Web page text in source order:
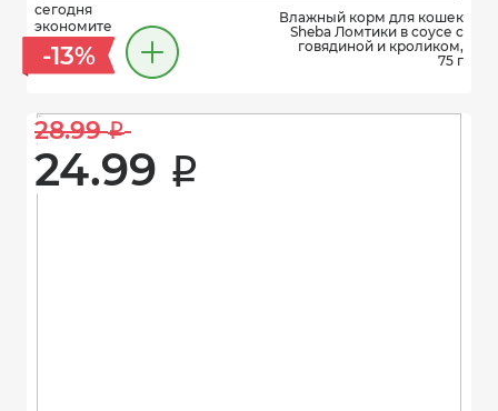
сегодня
экономите
-13%
Влажный корм для кошек
Sheba Ломтики в соусе с
говядиной и кроликом,
75 г
28.99 i
24.99 i